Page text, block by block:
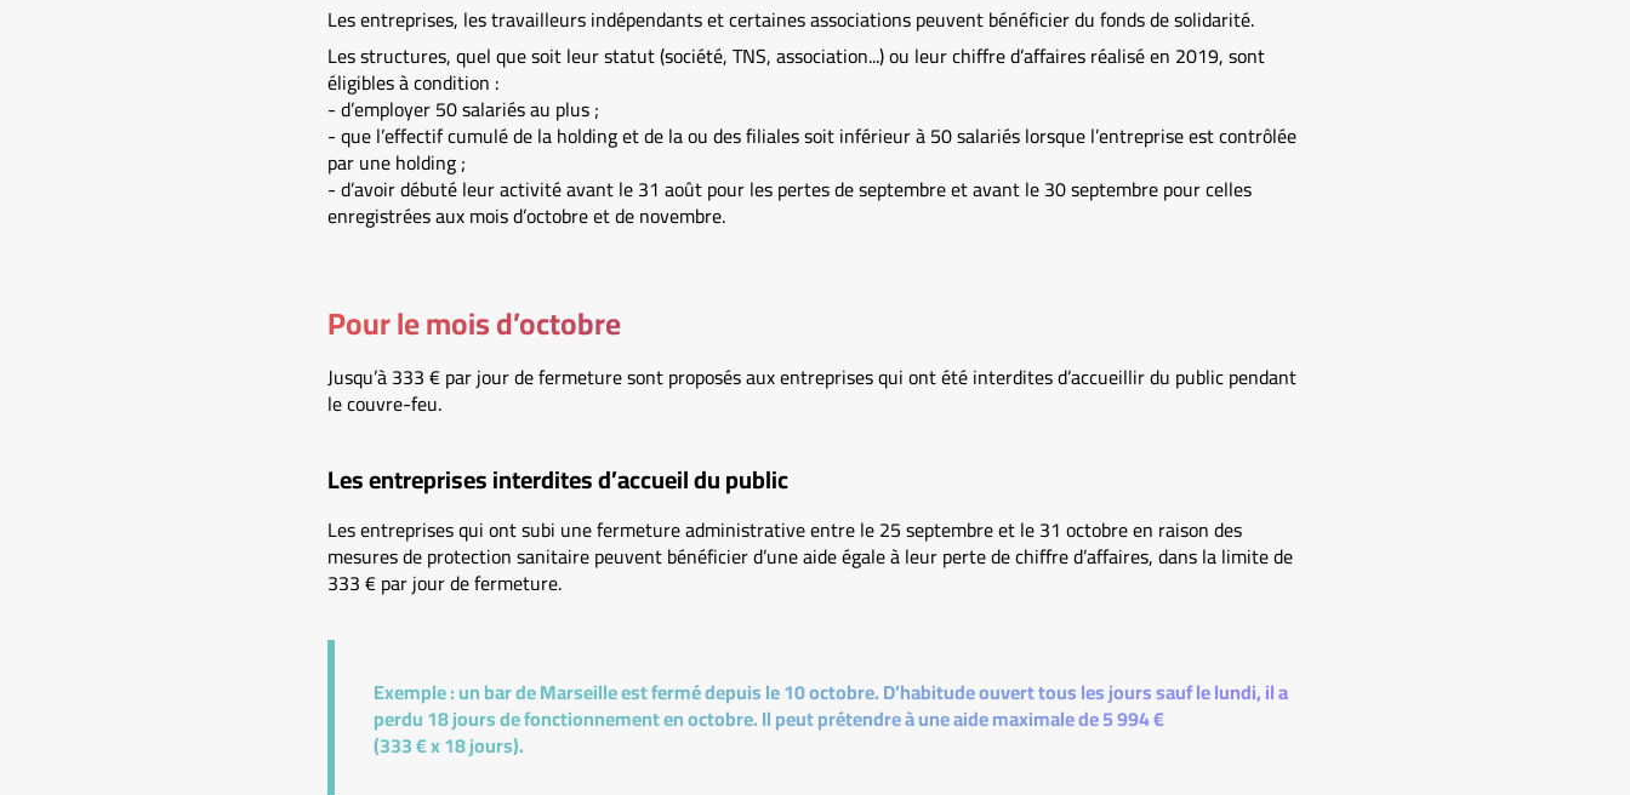
Les entreprises, les travailleurs indépendants et certaines associations peuvent bénéficier du fonds de solidarité.
Les structures, quel que soit leur statut (société, TNS, association...) ou leur chiffre d’affaires réalisé en 2019, sont
éligibles à condition :
- d’employer 50 salariés au plus ;
- que l’effectif cumulé de la holding et de la ou des filiales soit inférieur à 50 salariés lorsque l’entreprise est contrôlée
par une holding ;
- d’avoir débuté leur activité avant le 31 août pour les pertes de septembre et avant le 30 septembre pour celles
enregistrées aux mois d’octobre et de novembre.
Pour le mois d’octobre
Jusqu’à 333 € par jour de fermeture sont proposés aux entreprises qui ont été interdites d’accueillir du public pendant
le couvre-feu.
Les entreprises interdites d’accueil du public
Les entreprises qui ont subi une fermeture administrative entre le 25 septembre et le 31 octobre en raison des
mesures de protection sanitaire peuvent bénéficier d’une aide égale à leur perte de chiffre d’affaires, dans la limite de
333 € par jour de fermeture.
Exemple :un bar de Marseille est fermé depuis le 10 octobre. D’habitude ouvert tous les jours sauf le lundi, il a
perdu 18 jours de fonctionnement en octobre. Il peut prétendre à une aide maximale de 5 994 €
(333 € x 18 jours).